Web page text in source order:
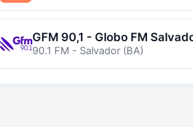
GFM 90,1 - Globo FM
90.1 FM - Salvador (BA)